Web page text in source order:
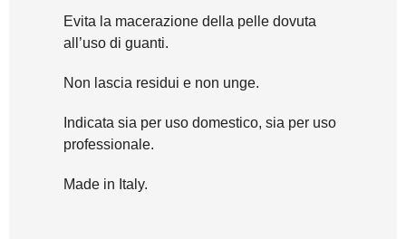
Evita la macerazione della pelle dovuta
all’uso di guanti.
Non lascia residui e non unge.
Indicata sia per uso domestico, sia per uso
professionale.
Made in Italy.